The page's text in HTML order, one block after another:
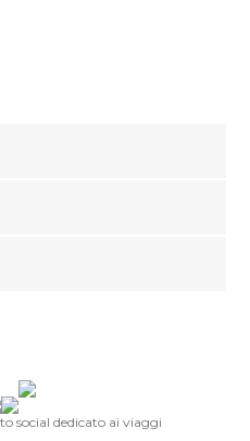
social dedicato ai viaggi